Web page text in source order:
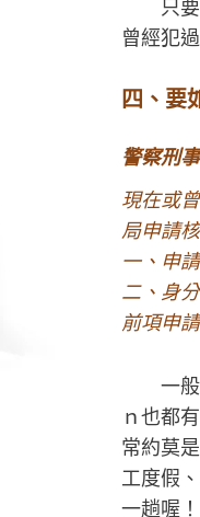
只
曾經犯
四、要
警察刑
現在或
局申請
一、申
二、身
前項申
一
ｎ也都
常約莫
工度假
一趟喔！